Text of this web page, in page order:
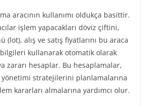
aracının kullanımı oldukça basittir.
işlem yapacakları döviz çiftini,
(lot), alış ve satış fiyatlarını bu araca
kullanarak otomatik olarak
zararı hesaplar. Bu hesaplamalar,
yönetimi stratejilerini planlamalarına
kararları almalarına yardımcı olur.